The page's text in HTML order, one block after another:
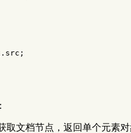
. src ;
取文档节点，返回单个元素对